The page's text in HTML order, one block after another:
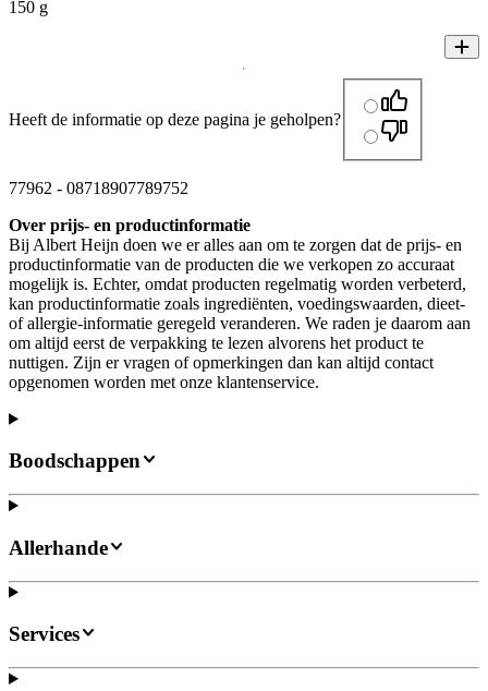
150 g
Heeft de informatie op deze pagina je geholpen?
77962 - 08718907789752
Over prijs- en productinformatie
Bij Albert Heijn doen we er alles aan om te zorgen dat de prijs- en
productinformatie van de producten die we verkopen zo accuraat
mogelijk is. Echter, omdat producten regelmatig worden verbeterd,
kan productinformatie zoals ingrediënten, voedingswaarden, dieet-
of allergie-informatie geregeld veranderen. We raden je daarom aan
om altijd eerst de verpakking te lezen alvorens het product te
nuttigen. Zijn er vragen of opmerkingen dan kan altijd contact
opgenomen worden met onze klantenservice.
Boodschappen
Allerhande
Services